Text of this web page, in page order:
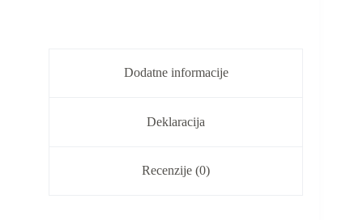
Dodatne informacije
Deklaracija
Recenzije (0)